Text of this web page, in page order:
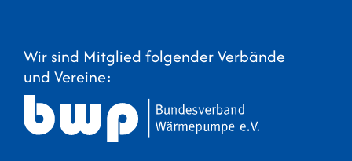
Wir sind Mitglied folgender Verbände
und Vereine: